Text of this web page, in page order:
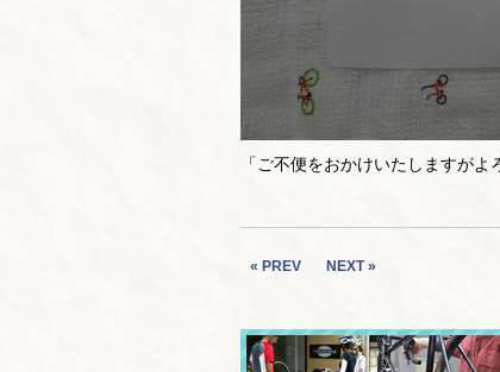
「ご不便をおかけいたしますがよ
« PREV NEXT »